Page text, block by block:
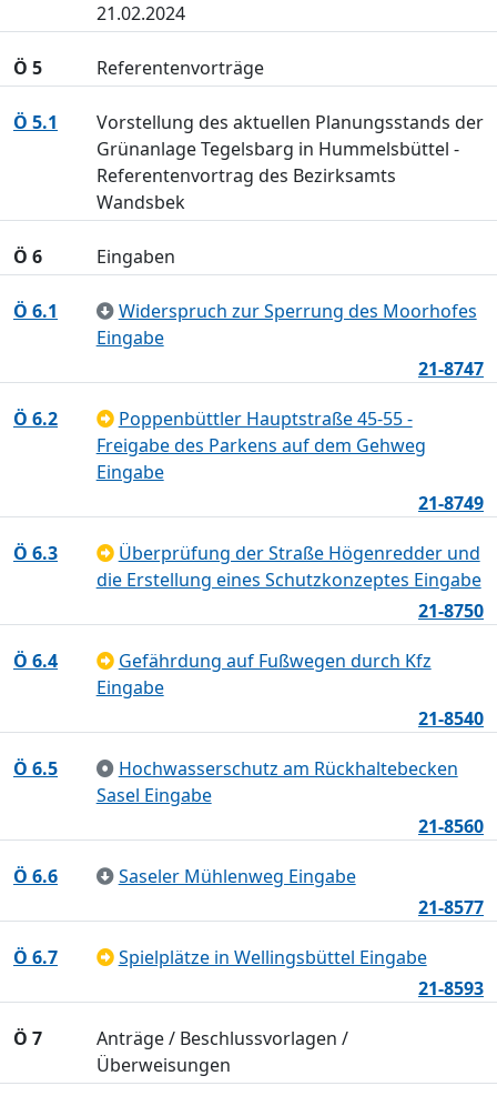
21.02.2024
Ö 5 Referentenvorträge
Ö 5.1
Vorstellung des aktuellen Planungsstands der
Grünanlage Tegelsbarg in Hummelsbüttel -
Referentenvortrag des Bezirksamts
Wandsbek
Ö 6 Eingaben
Ö 6.1
Widerspruch zur Sperrung des Moorhofes
Eingabe
21-8747
Ö 6.2
Poppenbüttler Hauptstraße 45-55 -
Freigabe des Parkens auf dem Gehweg
Eingabe
21-8749
Ö 6.3
Überprüfung der Straße Högenredder und
die Erstellung eines Schutzkonzeptes Eingabe
21-8750
Ö 6.4
Gefährdung auf Fußwegen durch Kfz
Eingabe
21-8540
Ö 6.5
Hochwasserschutz am Rückhaltebecken
Sasel Eingabe
21-8560
Ö 6.6
Saseler Mühlenweg Eingabe
21-8577
Ö 6.7
Spielplätze in Wellingsbüttel Eingabe
21-8593
Ö 7
Anträge / Beschlussvorlagen /
Überweisungen